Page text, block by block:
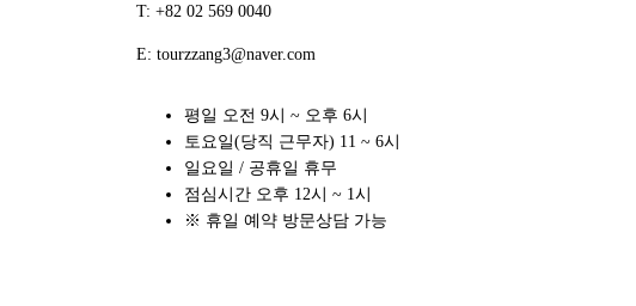
T: +82 02 569 0040
E: tourzzang3@naver.com
평일 오전 9시 ~ 오후 6시
토요일(당직 근무자) 11 ~ 6시
일요일 / 공휴일 휴무
점심시간 오후 12시 ~ 1시
※ 휴일 예약 방문상담 가능